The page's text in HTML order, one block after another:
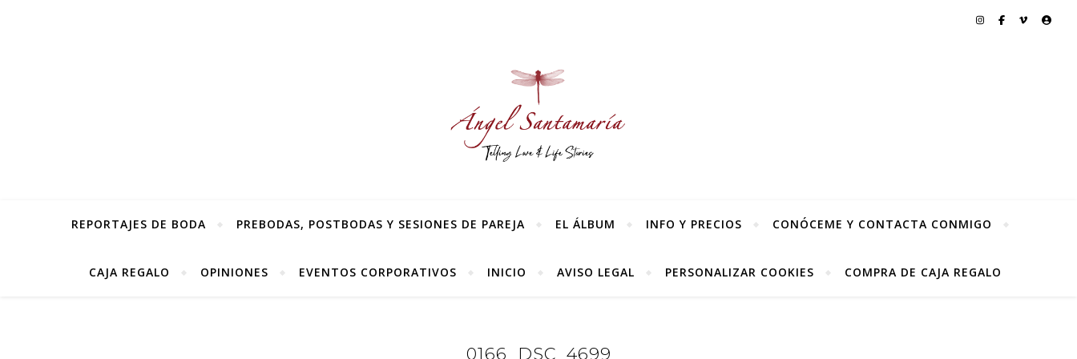
REPORTAJES DE BODA PREBODAS, POSTBODAS Y SESIONES DE PAREJA EL ÁLBUM INFO Y PRECIOS CONÓCEME Y CONTACTA CONMIGO
CAJA REGALO OPINIONES EVENTOS CORPORATIVOS INICIO AVISO LEGAL PERSONALIZAR COOKIES COMPRA DE CAJA REGALO
0166_DSC_4699